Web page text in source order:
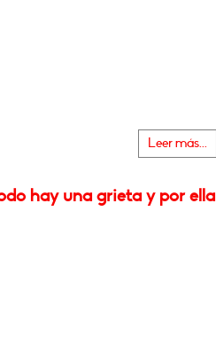
Leer más...
hay una grieta y por ella